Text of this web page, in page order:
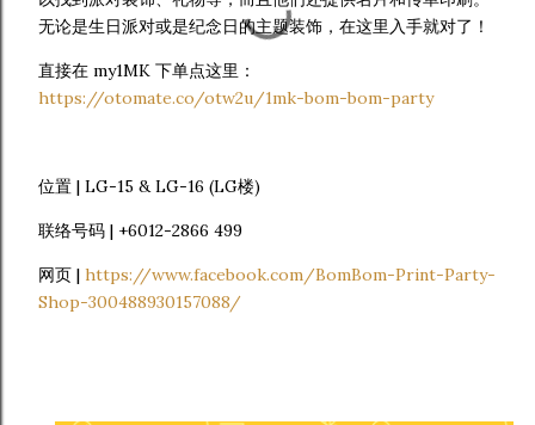
无论是生日派对或是纪念日的主题装饰，在这里入手就对了！
直接在 my1MK 下单点这里：
https://otomate.co/otw2u/1mk-bom-bom-party
位置 | LG-15 & LG-16 (LG楼)
联络号码 | +6012-2866 499
网页 | https://www.facebook.com/BomBom-Print-Party-
Shop-300488930157088/